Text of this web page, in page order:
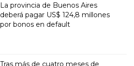
La provincia de Buenos Aires
deberá pagar US$ 124,8 millones
por bonos en default
Tras más de cuatro meses de